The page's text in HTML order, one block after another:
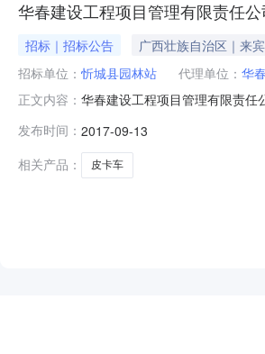
华春建设工程项目管理有限责任
招标｜招标公告 广西壮族自治区｜来
招标单位： 忻城县园林站 代理单位： 华
正文内容： 华春建设工程项目管理有限责
理分公司〔来宾市政和路北88
发布时间： 2017-09-13
相关产品：
皮卡车